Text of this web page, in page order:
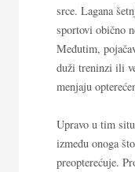
srce. Lagana
sportovi obično
Međutim,
duži treninzi ili
menjaju
Upravo u tim
između onoga
preopterećuje.